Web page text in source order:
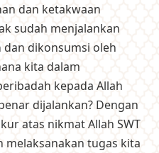
dan ketakwaan
sudah menjalankan
dikonsumsi oleh
kita dalam
kepada Allah
dijalankan? Dengan
atas nikmat Allah SWT
tugas kita